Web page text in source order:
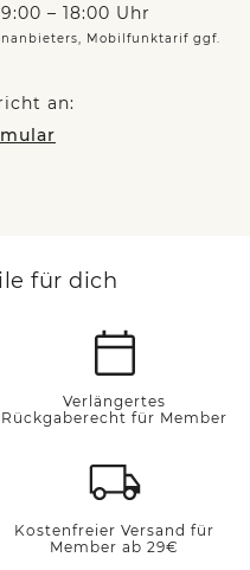
– 18:00 Uhr
Mobilfunktarif ggf.
an:
für dich
Verlängertes
Rückgaberecht für Member
Kostenfreier Versand für
Member ab 29€